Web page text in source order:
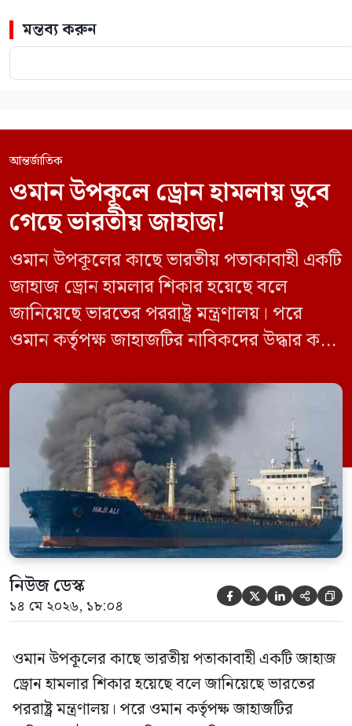
মন্তব্য করুন
আন্তর্জাতিক
ওমান উপকূলে ড্রোন হামলায় ডুবে
গেছে ভারতীয় জাহাজ!
ওমান উপকূলের কাছে ভারতীয় পতাকাবাহী একটি
জাহাজ ড্রোন হামলার শিকার হয়েছে বলে
জানিয়েছে ভারতের পররাষ্ট্র মন্ত্রণালয়। পরে
ওমান কর্তৃপক্ষ জাহাজটির নাবিকদের উদ্ধার করে
পর সাগরে পুরোপুরি ডুবে যায় ওই জাহাজটি।
‘এমএসভি হাজি আলি’ (Haji Ali) নামের
কার্গো শিপের উপর এই হামলার ঘটনায় তীব্র
উদ্বেগ প্রকাশ করেছে নয়াদিল্লি। প্রাথমিক […]
নিউজ ডেস্ক
১৪ মে ২০২৬, ১৮:০৪     
ওমান উপকূলের কাছে ভারতীয় পতাকাবাহী একটি জাহাজ
ড্রোন হামলার শিকার হয়েছে বলে জানিয়েছে ভারতের
পররাষ্ট্র মন্ত্রণালয়। পরে ওমান কর্তৃপক্ষ জাহাজটির